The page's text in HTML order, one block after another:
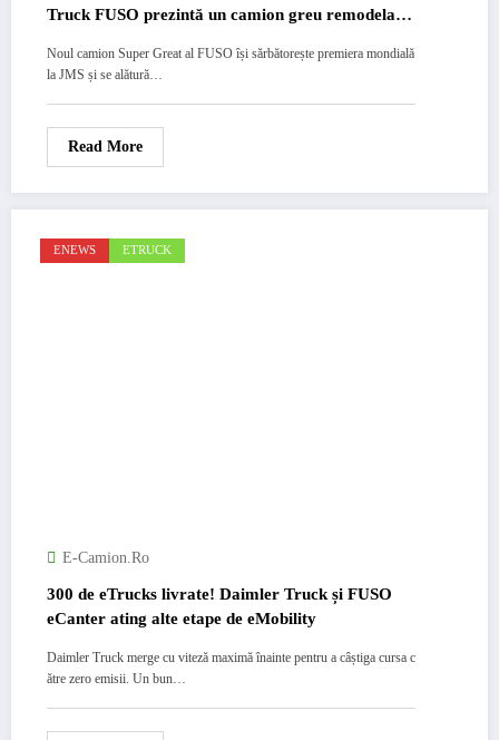
Truck FUSO prezintă un camion greu remodelat
Noul camion Super Great al FUSO își sărbătorește premiera mondială
la JMS și se alătură…
Read More
ENEWS ETRUCK
E-Camion.ro
300 de eTrucks livrate! Daimler Truck și FUSO
eCanter ating alte etape de eMobility
Daimler Truck merge cu viteză maximă înainte pentru a câștiga cursa c
ătre zero emisii. Un bun…